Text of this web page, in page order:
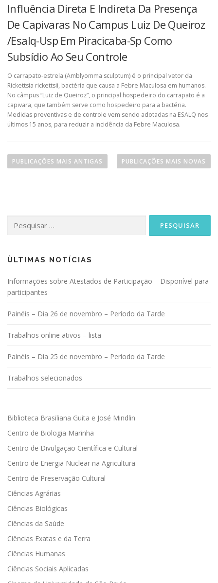
Influência Direta E Indireta Da Presença
De Capivaras No Campus Luiz De Queiroz
/Esalq-Usp Em Piracicaba-Sp Como
Subsídio Ao Seu Controle
O carrapato-estrela (Amblyomma sculptum) é o principal vetor da
Rickettsia rickettsii, bactéria que causa a Febre Maculosa em humanos.
No câmpus “Luiz de Queiroz”, o principal hospedeiro do carrapato é a
capivara, que também serve como hospedeiro para a bactéria.
Medidas preventivas e de controle vem sendo adotadas na ESALQ nos
últimos 15 anos, para reduzir a incidência da Febre Maculosa.
a
p
r
p
o
t
PUBLICAÇÕES MAIS ANTIGAS PUBLICAÇÕES MAIS NOVAS
por:
ÙLTIMAS NOTÍCIAS
Informações sobre Atestados de Participação – Disponível para
participantes
Painéis – Dia 26 de novembro – Período da Tarde
Trabalhos online ativos – lista
Painéis – Dia 25 de novembro – Período da Tarde
Trabalhos selecionados
Biblioteca Brasiliana Guita e José Mindlin
Centro de Biologia Marinha
Centro de Divulgação Científica e Cultural
Centro de Energia Nuclear na Agricultura
Centro de Preservação Cultural
Ciências Agrárias
Ciências Biológicas
Ciências da Saúde
Ciências Exatas e da Terra
Ciências Humanas
Ciências Sociais Aplicadas